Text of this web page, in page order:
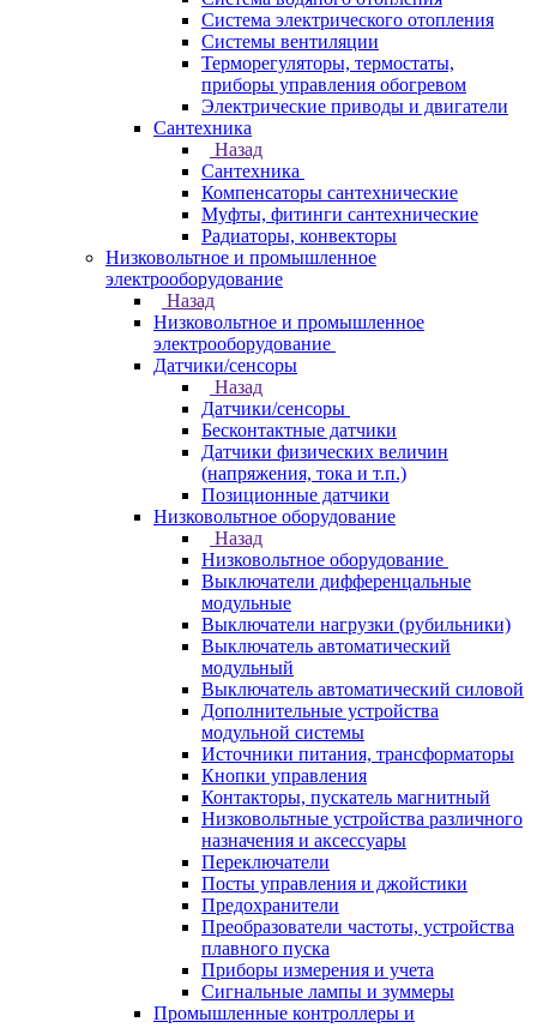
Система электрического отопления
Системы вентиляции
Терморегуляторы, термостаты,
приборы управления обогревом
Электрические приводы и двигатели
Сантехника
Назад
Сантехника
Компенсаторы сантехнические
Муфты, фитинги сантехнические
Радиаторы, конвекторы
Низковольтное и промышленное
электрооборудование
Назад
Низковольтное и промышленное
электрооборудование
Датчики/сенсоры
Назад
Датчики/сенсоры
Бесконтактные датчики
Датчики физических величин
(напряжения, тока и т.п.)
Позиционные датчики
Низковольтное оборудование
Назад
Низковольтное оборудование
Выключатели дифференцальные
модульные
Выключатели нагрузки (рубильники)
Выключатель автоматический
модульный
Выключатель автоматический силовой
Дополнительные устройства
модульной системы
Источники питания, трансформаторы
Кнопки управления
Контакторы, пускатель магнитный
Низковольтные устройства различного
назначения и аксессуары
Переключатели
Посты управления и джойстики
Предохранители
Преобразователи частоты, устройства
плавного пуска
Приборы измерения и учета
Сигнальные лампы и зуммеры
Промышленные контроллеры и